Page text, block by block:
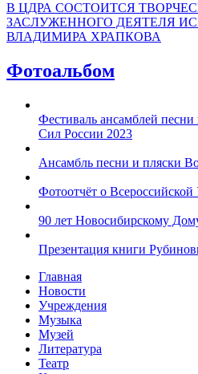
В ЦДРА СОСТОИТСЯ
ЗАСЛУЖЕННОГО ДЕЯТЕЛЯ
ВЛАДИМИРА ХРАПКОВА
Фотоальбом
Фестиваль ансамблей
Сил России 2023
Ансамбль песни и пляски
Фотоотчёт о Всероссийской
90 лет Новосибирскому
Презентация книги
Главная
Новости
Учреждения
Музыка
Музей
Литература
Театр